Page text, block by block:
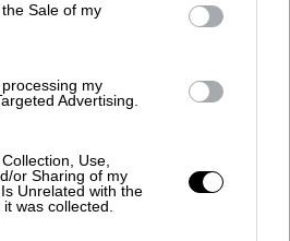
Sale of my
my
Advertising.
Use,
or Sharing of my
Unrelated with the
was collected.
«Dune: Part Two», με
μέχρι στιγμής σε